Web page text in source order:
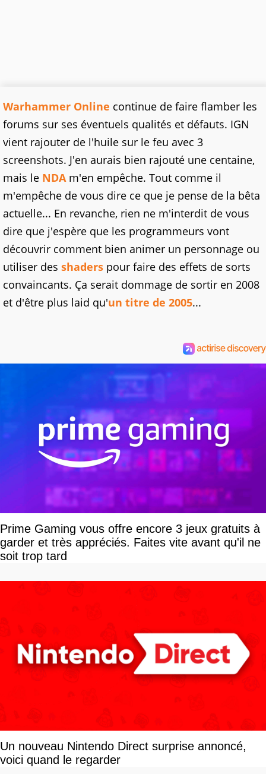
Warhammer Online continue de faire flamber les
forums sur ses éventuels qualités et défauts. IGN
vient rajouter de l'huile sur le feu avec 3
screenshots. J'en aurais bien rajouté une centaine,
mais le NDAm'en empêche. Tout comme il
m'empêche de vous dire ce que je pense de la bêta
actuelle... En revanche, rien ne m'interdit de vous
dire que j'espère que les programmeurs vont
découvrir comment bien animer un personnage ou
utiliser des shaders pour faire des effets de sorts
convaincants. Ça serait dommage de sortir en 2008
et d'être plus laid qu'un titre de 2005...
Prime Gaming vous offre encore 3 jeux gratuits à
garder et très appréciés. Faites vite avant qu'il ne
soit trop tard
Un nouveau Nintendo Direct surprise annoncé,
voici quand le regarder